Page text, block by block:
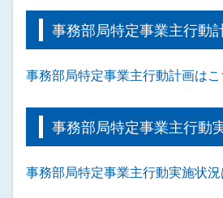
事務部局特定事業主行動
事務部局特定事業主行動計画はこ
事務部局特定事業主行動
事務部局特定事業主行動実施状